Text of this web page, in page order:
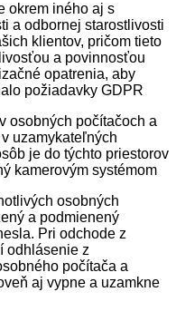
okrem iného aj s
a odbornej starostlivosti
klientov, pričom tieto
a povinnosťou
opatrenia, aby
požiadavky GDPR
osobných počítačoch a
uzamykateľných
je do týchto priestorov
kamerovým systémom
osobných
a podmienený
Pri odchode z
odhlásenie z
počítača a
aj vypne a uzamkne